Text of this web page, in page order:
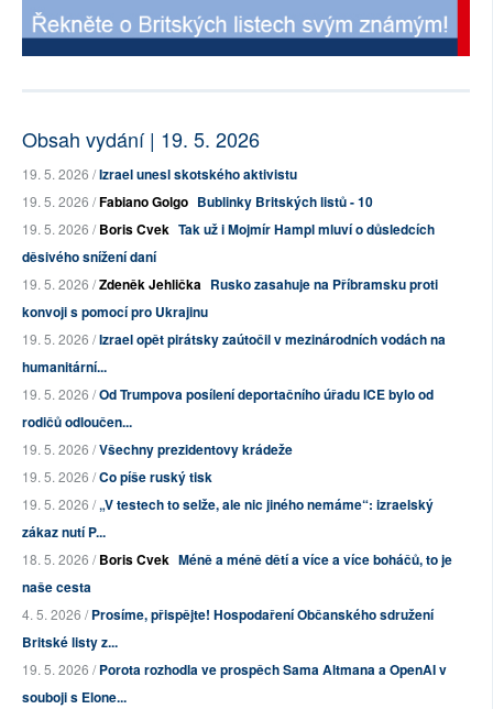
Obsah vydání | 19. 5. 2026
19. 5. 2026 /Izrael unesl skotského aktivistu
19. 5. 2026 /Fabiano Golgo Bublinky Britských listů - 10
19. 5. 2026 /Boris Cvek Tak už i Mojmír Hampl mluví o důsledcích
děsivého snížení daní
19. 5. 2026 /Zdeněk Jehlička Rusko zasahuje na Příbramsku proti
konvoji s pomocí pro Ukrajinu
19. 5. 2026 /Izrael opět pirátsky zaútočil v mezinárodních vodách na
humanitární...
19. 5. 2026 /Od Trumpova posílení deportačního úřadu ICE bylo od
rodičů odloučen...
19. 5. 2026 /Všechny prezidentovy krádeže
19. 5. 2026 /Co píše ruský tisk
19. 5. 2026 /„V testech to selže, ale nic jiného nemáme“: izraelský
zákaz nutí P...
18. 5. 2026 /Boris Cvek Méně a méně dětí a více a více boháčů, to je
naše cesta
4. 5. 2026 /Prosíme, přispějte! Hospodaření Občanského sdružení
Britské listy z...
19. 5. 2026 /Porota rozhodla ve prospěch Sama Altmana a OpenAI v
souboji s Elone...